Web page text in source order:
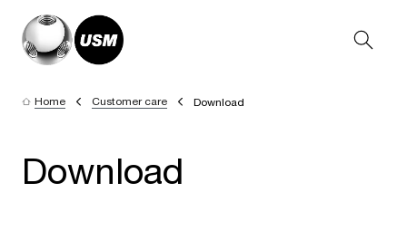
Home Customer care Download
Download